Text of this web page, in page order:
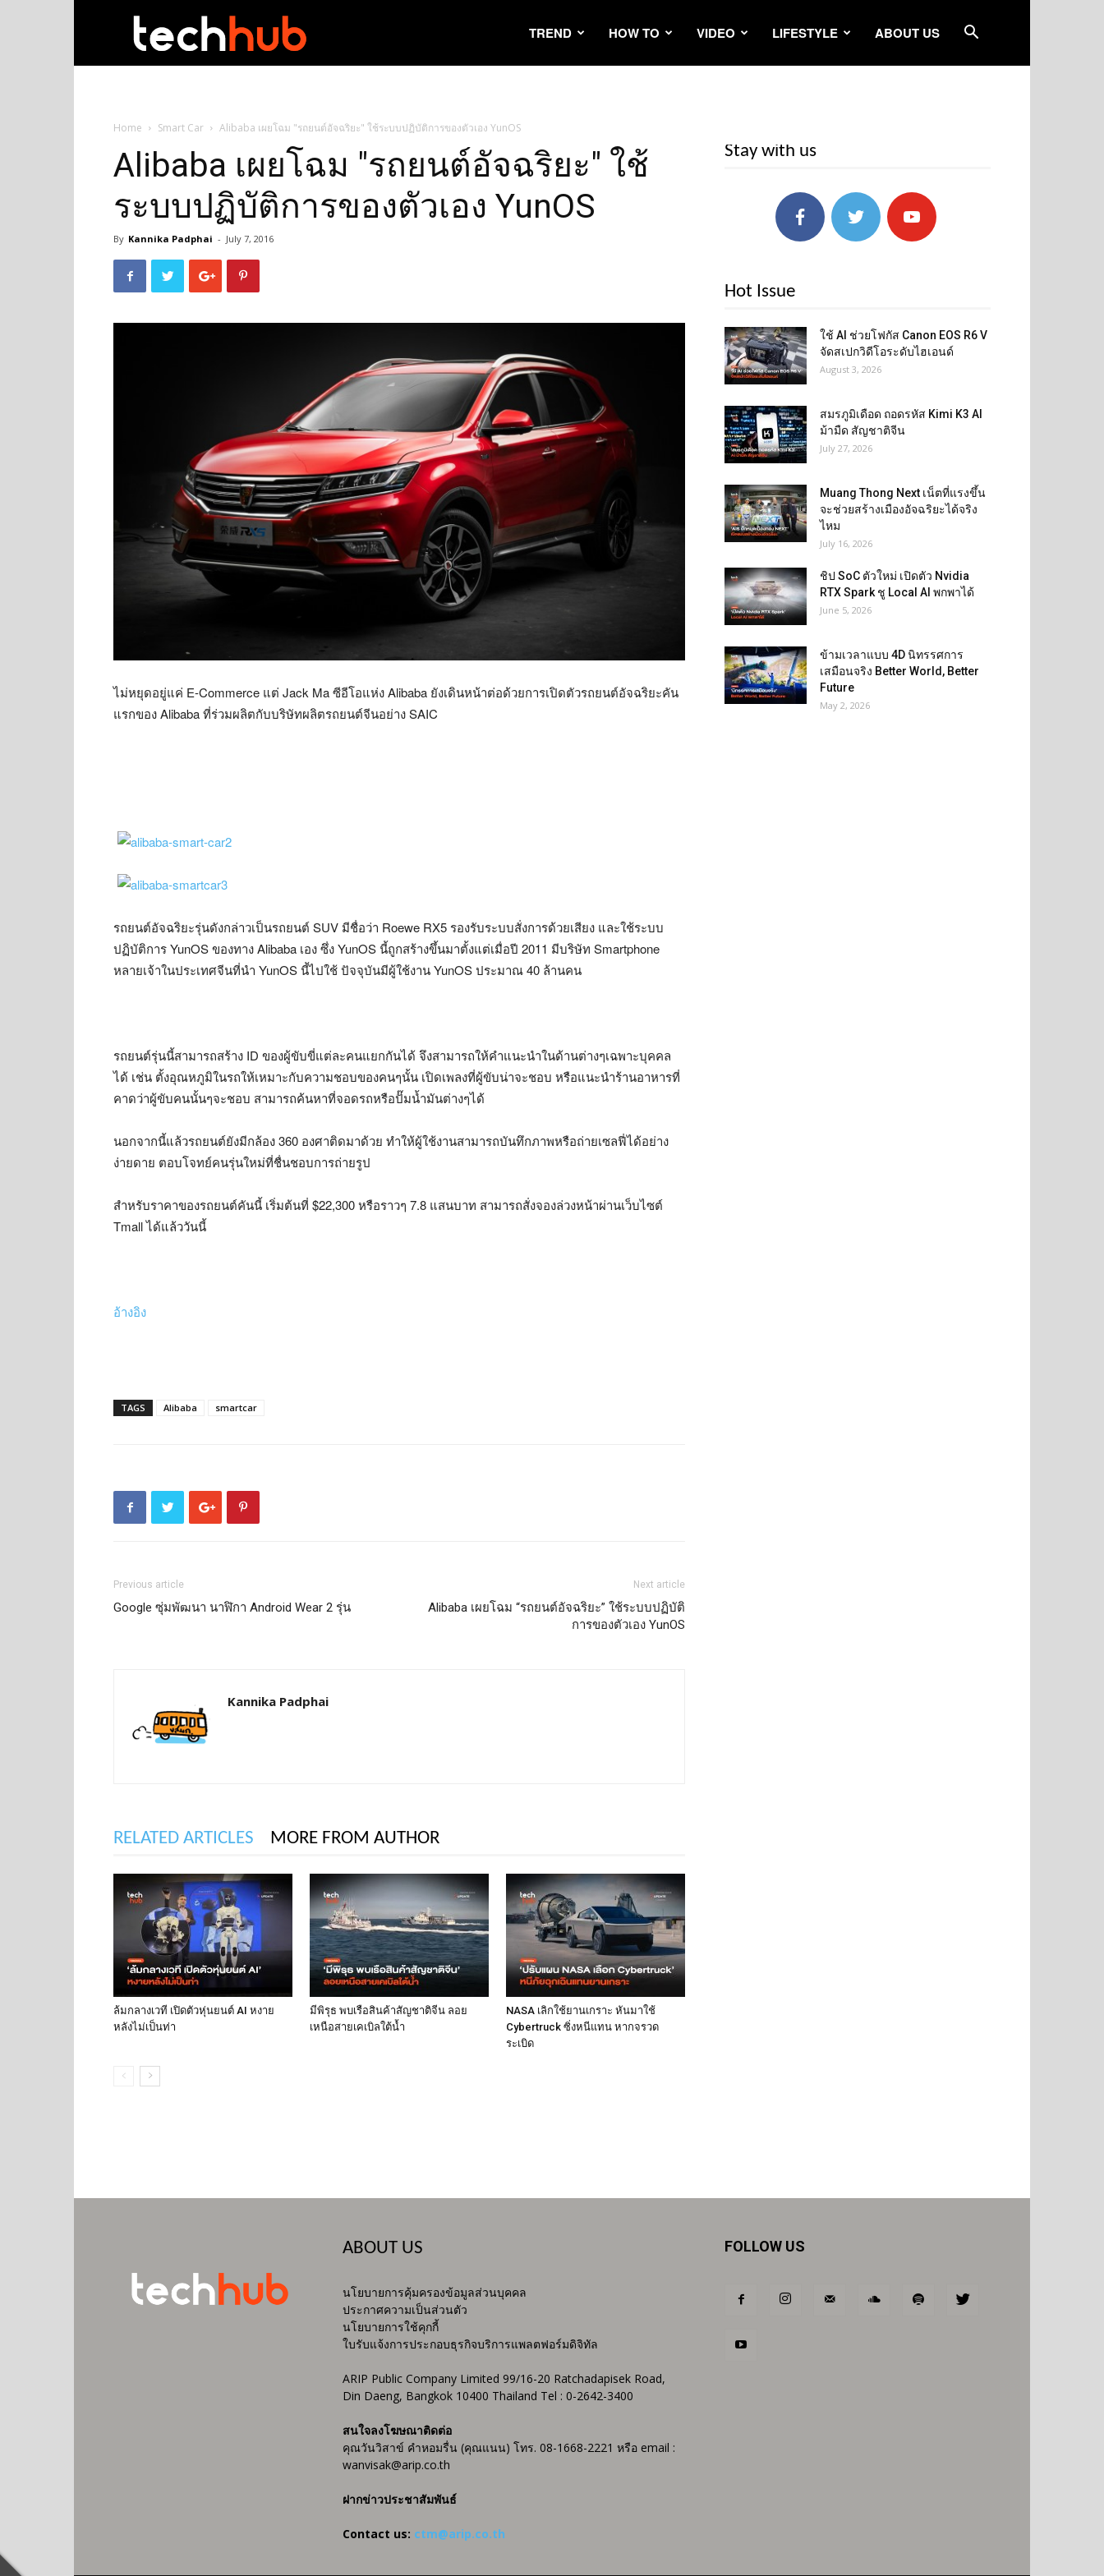
TREND HOW TO VIDEO LIFESTYLE ABOUT US
Home Smart Car Alibaba เผยโฉม "รถยนต์อัจฉริยะ" ใช้ระบบปฏิบัติการของตัวเอง YunOS
Alibaba เผยโฉม "รถยนต์อัจฉริยะ" ใช้
ระบบปฏิบัติการของตัวเอง YunOS
By Kannika Padphai - July 7, 2016
ไม่หยุดอยู่แค่ E-Commerce แต่ Jack Ma ซีอีโอแห่ง Alibaba ยังเดินหน้าต่อด้วยการเปิดตัวรถยนต์อัจฉริยะคัน
แรกของ Alibaba ที่ร่วมผลิตกับบริษัทผลิตรถยนต์จีนอย่าง SAIC
รถยนต์อัจฉริยะรุ่นดังกล่าวเป็นรถยนต์ SUV มีชื่อว่า Roewe RX5 รองรับระบบสั่งการด้วยเสียง และใช้ระบบ
ปฏิบัติการ YunOS ของทาง Alibaba เอง ซึ่ง YunOS นี้ถูกสร้างขึ้นมาตั้งแต่เมื่อปี 2011 มีบริษัท Smartphone
หลายเจ้าในประเทศจีนที่นำ YunOS นี้ไปใช้ ปัจจุบันมีผู้ใช้งาน YunOS ประมาณ 40 ล้านคน
รถยนต์รุ่นนี้สามารถสร้าง ID ของผู้ขับขี่แต่ละคนแยกกันได้ จึงสามารถให้คำแนะนำในด้านต่างๆเฉพาะบุคคล
ได้ เช่น ตั้งอุณหภูมิในรถให้เหมาะกับความชอบของคนๆนั้น เปิดเพลงที่ผู้ขับน่าจะชอบ หรือแนะนำร้านอาหารที่
คาดว่าผู้ขับคนนั้นๆจะชอบ สามารถค้นหาที่จอดรถหรือปั๊มน้ำมันต่างๆได้
นอกจากนี้แล้วรถยนต์ยังมีกล้อง 360 องศาติดมาด้วย ทำให้ผู้ใช้งานสามารถบันทึกภาพหรือถ่ายเซลฟี่ได้อย่าง
ง่ายดาย ตอบโจทย์คนรุ่นใหม่ที่ชื่นชอบการถ่ายรูป
สำหรับราคาของรถยนต์คันนี้ เริ่มต้นที่ $22,300 หรือราวๆ 7.8 แสนบาท สามารถสั่งจองล่วงหน้าผ่านเว็บไซต์
Tmall ได้แล้ววันนี้
อ้างอิง
TAGS Alibaba smartcar
Previous article
Google ซุ่มพัฒนา นาฬิกา Android Wear 2 รุ่น
Next article
Alibaba เผยโฉม “รถยนต์อัจฉริยะ” ใช้ระบบปฏิบัติ
การของตัวเอง YunOS
Kannika Padphai
RELATED ARTICLES MORE FROM AUTHOR
ล้มกลางเวที เปิดตัวหุ่นยนต์ AI หงาย
หลังไม่เป็นท่า
มีพิรุธ พบเรือสินค้าสัญชาติจีน ลอย
เหนือสายเคเบิลใต้น้ำ
NASA เลิกใช้ยานเกราะ หันมาใช้
Cybertruck ซิ่งหนีแทน หากจรวด
ระเบิด
Stay with us
Hot Issue
ใช้ AI ช่วยโฟกัส Canon EOS R6 V
จัดสเปกวิดีโอระดับไฮเอนด์
August 3, 2026
สมรภูมิเดือด ถอดรหัส Kimi K3 AI
ม้ามืด สัญชาติจีน
July 27, 2026
Muang Thong Next เน็ตที่แรงขึ้น
จะช่วยสร้างเมืองอัจฉริยะได้จริง
ไหม
July 16, 2026
ชิป SoC ตัวใหม่ เปิดตัว Nvidia
RTX Spark ชู Local AI พกพาได้
June 5, 2026
ข้ามเวลาแบบ 4D นิทรรศการ
เสมือนจริง Better World, Better
Future
May 2, 2026
ABOUT US
นโยบายการคุ้มครองข้อมูลส่วนบุคคล
ประกาศความเป็นส่วนตัว
นโยบายการใช้คุกกี้
ใบรับแจ้งการประกอบธุรกิจบริการแพลตฟอร์มดิจิทัล
ARIP Public Company Limited 99/16-20 Ratchadapisek Road,
Din Daeng, Bangkok 10400 Thailand Tel : 0-2642-3400
สนใจลงโฆษณาติดต่อ
คุณวันวิสาข์ คำหอมรื่น (คุณแนน) โทร. 08-1668-2221 หรือ email :
wanvisak@arip.co.th
ฝากข่าวประชาสัมพันธ์
Contact us: ctm@arip.co.th
FOLLOW US